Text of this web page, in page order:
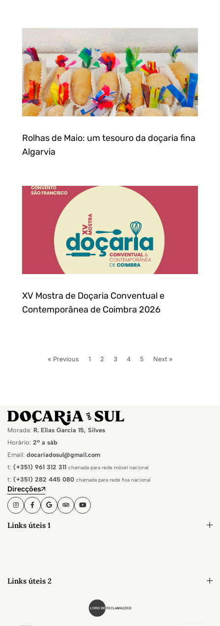
Rolhas de Maio: um tesouro da doçaria fina
Algarvia
XV Mostra de Doçaria Conventual e
Contemporânea de Coimbra 2026
« Previous 1 2 3 4 5 Next »
Morada: R. Elias Garcia 15, Silves
Horário: 2ª a sáb
Email: docariadosul@gmail.com
t: (+351) 961 312 311 chamada para rede móvel nacional
t: (+351) 282 445 080 chamada para rede fixa nacional
Direcções
Links úteis 1
Links úteis 2